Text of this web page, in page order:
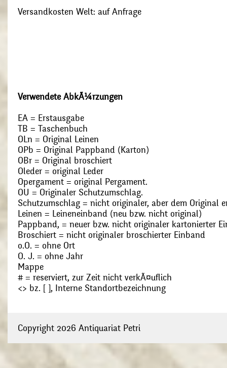
Versandkosten Welt: auf Anfrage
Verwendete AbkÃ¼rzungen
EA = Erstausgabe
TB = Taschenbuch
OLn = Original Leinen
OPb = Original Pappband (Karton)
OBr = Original broschiert
Oleder = original Leder
Opergament = original Pergament.
OU = Originaler Schutzumschlag.
Schutzumschlag = nicht originaler, aber dem Original
Leinen = Leineneinband (neu bzw. nicht original)
Pappband, = neuer bzw. nicht originaler kartonierter
Broschiert = nicht originaler broschierter Einband
o.O. = ohne Ort
O. J. = ohne Jahr
Mappe
# = reserviert, zur Zeit nicht verkÃ¤uflich
<> bz. [ ], Interne Standortbezeichnung
Copyright 2026 Antiquariat Petri